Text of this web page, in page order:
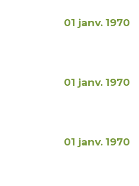
01 janv. 1970
01 janv. 1970
01 janv. 1970